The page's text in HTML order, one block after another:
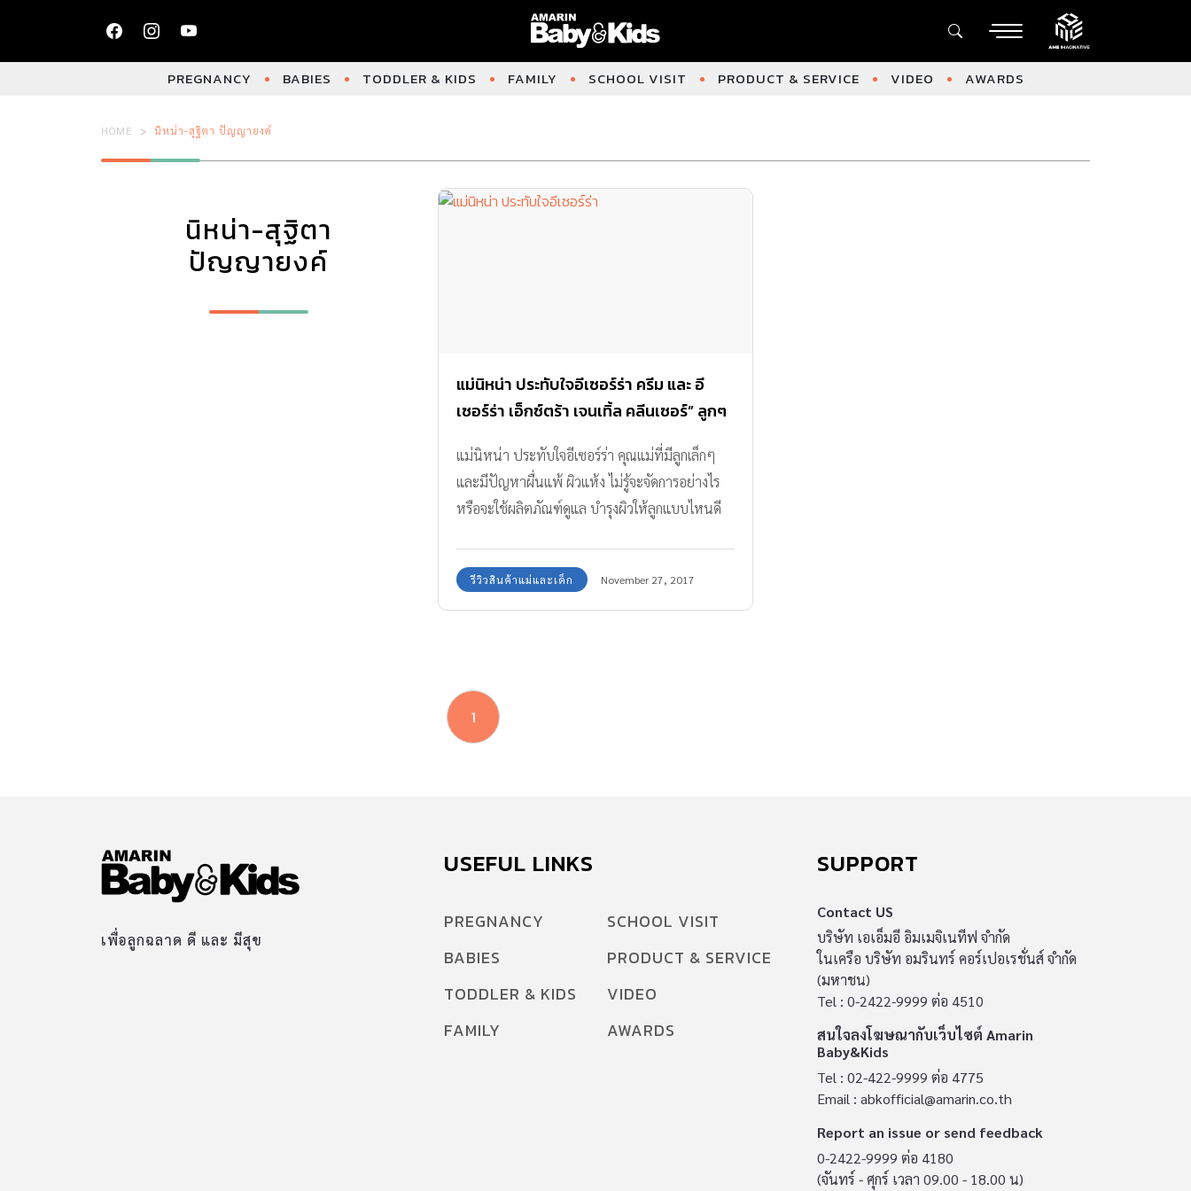
PREGNANCY BABIES TODDLER & KIDS FAMILY SCHOOL VISIT PRODUCT & SERVICE VIDEO AWARDS
HOME นิหน่า-สุฐิตา ปัญญายงค์
นิหน่า-สุฐิตา
ปัญญายงค์
แม่นิหน่า ประทับใจอีเซอร์ร่า ครีม และ อี
เซอร์ร่า เอ็กซ์ตร้า เจนเทิ้ล คลีนเซอร์” ลูกๆ
แม่นิหน่า ประทับใจอีเซอร์ร่า คุณแม่ที่มีลูกเล็กๆ
และมีปัญหาผื่นแพ้ ผิวแห้ง ไม่รู้จะจัดการอย่างไร
หรือจะใช้ผลิตภัณฑ์ดูแล บำรุงผิวให้ลูกแบบไหนดี
ร่า ครีม และ อีเซอร์ร่า เอ็กซ์ตร้า เจนเทิ้ล คลีนเซอร์
กับผิวตัวเอง และใช้กับผิวของลูกๆ ซึ่งคุณแม่นิหน่า
รีวิวสินค้าแม่และเด็ก November 27, 2017
1
เพื่อลูกฉลาด ดี และ มีสุข
USEFUL LINKS
PREGNANCY
BABIES
TODDLER & KIDS
FAMILY
SCHOOL VISIT
PRODUCT & SERVICE
VIDEO
AWARDS
SUPPORT
Contact US
บริษัท เอเอ็มอี อิมเมจิเนทีฟ จำกัด
ในเครือ บริษัท อมรินทร์ คอร์เปอเรชั่นส์ จำกัด
(มหาชน)
Tel : 0-2422-9999 ต่อ 4510
สนใจลงโฆษณากับเว็บไซต์ Amarin
Baby&Kids
Tel : 02-422-9999 ต่อ 4775
Email : abkofficial@amarin.co.th
Report an issue or send feedback
0-2422-9999 ต่อ 4180
(จันทร์ - ศุกร์ เวลา 09.00 - 18.00 น)